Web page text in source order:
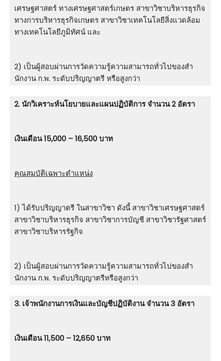
เศรษฐศาสตร์ ทางเศรษฐศาสตร์เกษตร สาขาวิชาบริหารธุรกิจ
ทางการบริหารธุรกิจเกษตร สาขาวิชาเทคโนโลยีสิ่งแวดล้อม
ทางเทคโนโลยีภูมิทัศน์ และ
2) เป็นผู้สอบผ่านการวัดความรู้ความสามารถทั่วไปของสํา
นักงาน ก.พ. ระดับปริญญาตรี หรือสูงกว่า
2. นักวิเคราะห์นโยบายและแผนปฏิบัติการ จำนวน 2 อัตรา
เงินเดือน 15,000 – 16,500 บาท
คุณสมบัติเฉพาะตำแหน่ง
1) ได้รับปริญญาตรี ในสาขาวิชา ดังนี้ สาขาวิชาเศรษฐศาสตร์
สาขาวิชาบริหารธุรกิจ สาขาวิชาการบัญชี สาขาวิชารัฐศาสตร์
สาขาวิชาบริหารรัฐกิจ
2) เป็นผู้สอบผ่านการวัดความรู้ความสามารถทั่วไปของสํา
นักงาน ก.พ. ระดับปริญญาตรีหรือสูงกว่า
3. เจ้าพนักงานการเงินและบัญชีปฏิบัติงาน จำนวน 3 อัตรา
เงินเดือน 11,500 – 12,650 บาท